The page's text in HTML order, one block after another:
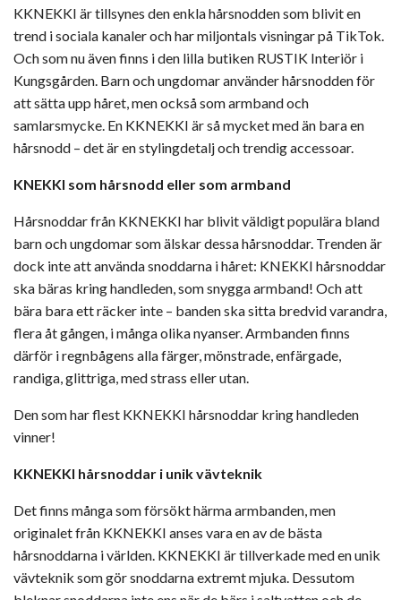
KKNEKKI är tillsynes den enkla hårsnodden som blivit en
trend i sociala kanaler och har miljontals visningar på TikTok.
Och som nu även finns i den lilla butiken RUSTIK Interiör i
Kungsgården. Barn och ungdomar använder hårsnodden för
att sätta upp håret, men också som armband och
samlarsmycke. En KKNEKKI är så mycket med än bara en
hårsnodd – det är en stylingdetalj och trendig accessoar.
KNEKKI som hårsnodd eller som armband
Hårsnoddar från KKNEKKI har blivit väldigt populära bland
barn och ungdomar som älskar dessa hårsnoddar. Trenden är
dock inte att använda snoddarna i håret: KNEKKI hårsnoddar
ska bäras kring handleden, som snygga armband! Och att
bära bara ett räcker inte – banden ska sitta bredvid varandra,
flera åt gången, i många olika nyanser. Armbanden finns
därför i regnbågens alla färger, mönstrade, enfärgade,
randiga, glittriga, med strass eller utan.
Den som har flest KKNEKKI hårsnoddar kring handleden
vinner!
KKNEKKI hårsnoddar i unik vävteknik
Det finns många som försökt härma armbanden, men
originalet från KKNEKKI anses vara en av de bästa
hårsnoddarna i världen. KKNEKKI är tillverkade med en unik
vävteknik som gör snoddarna extremt mjuka. Dessutom